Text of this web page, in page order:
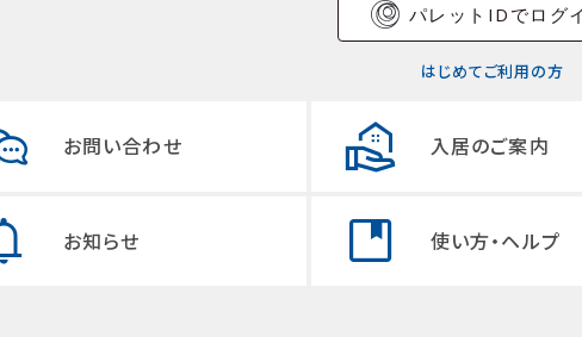
パレットIDでログ
はじめてご利用の方
お問い合わせ 入居のご案内
お知らせ 使い方・ヘルプ